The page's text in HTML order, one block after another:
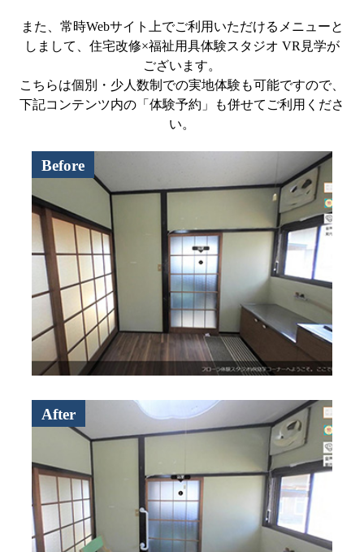
また、常時Webサイト上でご利用いただけるメニューと
しまして、住宅改修×福祉用具体験スタジオ VR見学が
ございます。
こちらは個別・少人数制での実地体験も可能ですので、
下記コンテンツ内の「体験予約」も併せてご利用くださ
い。
Before
After